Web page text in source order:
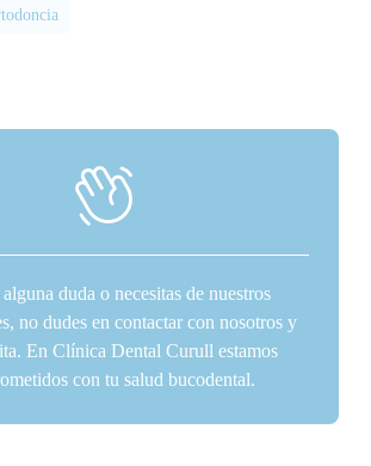
duda o necesitas de nuestros
no dudes en contactar con nosotros y
En Clínica Dental Curull estamos
con tu salud bucodental.